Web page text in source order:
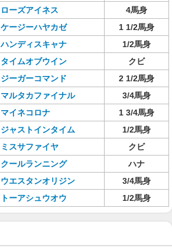
ローズアイネス
4馬身
ケージーハヤカゼ
1 1/2馬身
ハンディスキャナ
1/2馬身
タイムオブウイン
クビ
ジーガーコマンド
2 1/2馬身
マルタカファイナル
3/4馬身
マイネコロナ
1 3/4馬身
ジャストインタイム
1/2馬身
ミスサファイヤ
クビ
クールランニング
ハナ
ウエスタンオリジン
3/4馬身
トーアシュウオウ 1/2馬身